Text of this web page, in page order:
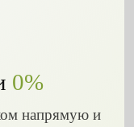
0%
напрямую и